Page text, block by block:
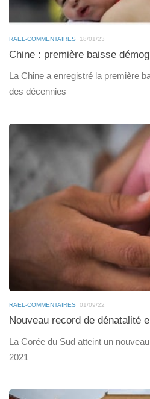
RAËL-COMMENTAIRES 18/01/23
Chine : première baisse
La Chine a enregistré la première
des décennies
RAËL-COMMENTAIRES 01/09/22
Nouveau record de dénatalité
La Corée du Sud atteint un
2021